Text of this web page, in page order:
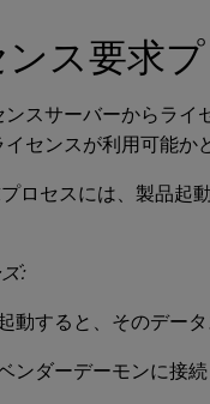
ス要求
ンスサーバーからラ
センスが利用可能か
ロセスには、製品起
:
動すると、そのデー
ンダーデーモンに接続